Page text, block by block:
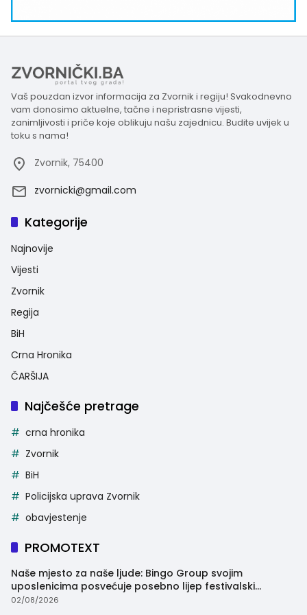
Vaš pouzdan izvor informacija za Zvornik i regiju! Svakodnevno
vam donosimo aktuelne, tačne i nepristrasne vijesti,
zanimljivosti i priče koje oblikuju našu zajednicu. Budite uvijek u
toku s nama!
Zvornik, 75400
zvornicki@gmail.com
Kategorije
Najnovije
Vijesti
Zvornik
Regija
BiH
Crna Hronika
ČARŠIJA
Najčešće pretrage
crna hronika
Zvornik
BiH
Policijska uprava Zvornik
obavjestenje
PROMOTEXT
Naše mjesto za naše ljude: Bingo Group svojim
uposlenicima posvećuje posebno lijep festivalski
trenutak
02/08/2026